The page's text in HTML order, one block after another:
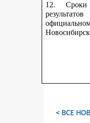
12. Сроки
< ВСЕ